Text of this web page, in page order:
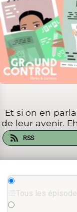
Et si on en
de leur avenir.
des médias
manque pour
RSS
Tous les